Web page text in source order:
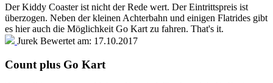
Der Kiddy Coaster ist nicht der Rede wert. Der Eintrittspreis ist
überzogen. Neben der kleinen Achterbahn und einigen Flatrides gibt
es hier auch die Möglichkeit Go Kart zu fahren. That's it.
Jurek Bewertet am: 17.10.2017
Count plus Go Kart